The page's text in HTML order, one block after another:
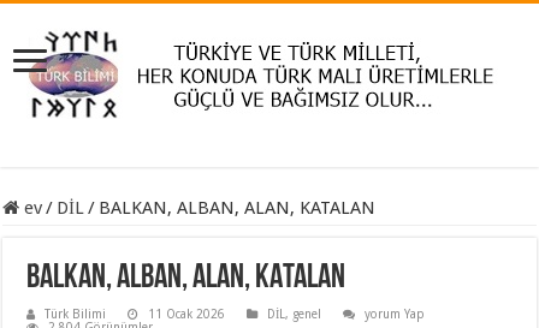
ev/ DİL/ BALKAN, ALBAN, ALAN, KATALAN
BALKAN, ALBAN, ALAN, KATALAN
Türk Bilimi 11 Ocak 2026 DİL, genel
yorum Yap